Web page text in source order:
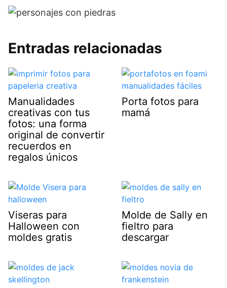
Entradas relacionadas
Manualidades
creativas con tus
fotos: una forma
original de convertir
recuerdos en
regalos únicos
Porta fotos para
mamá
Viseras para
Halloween con
moldes gratis
Molde de Sally en
fieltro para
descargar